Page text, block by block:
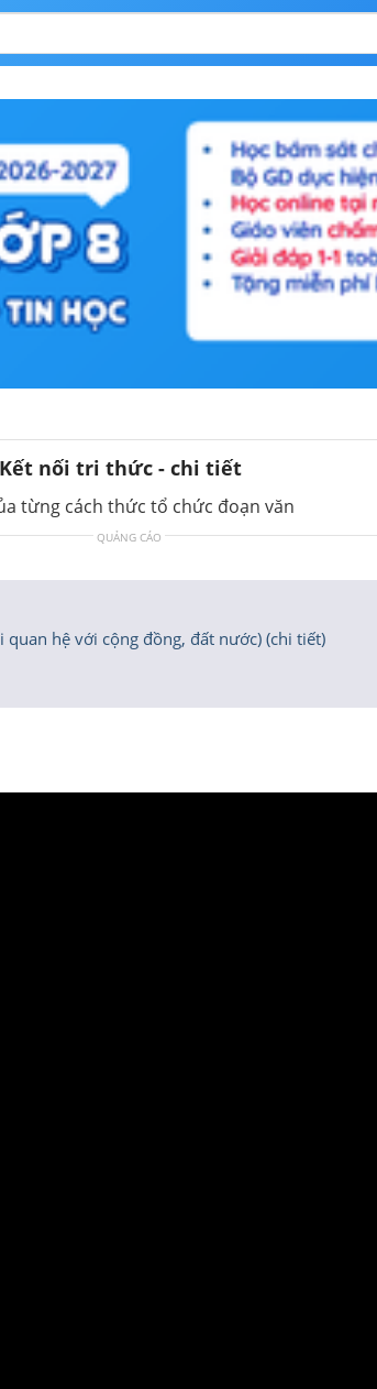
Kết nối tri thức - chi tiết
từng cách thức tổ chức đoạn văn
QUẢNG CÁO
hệ với cộng đồng, đất nước) (chi tiết)